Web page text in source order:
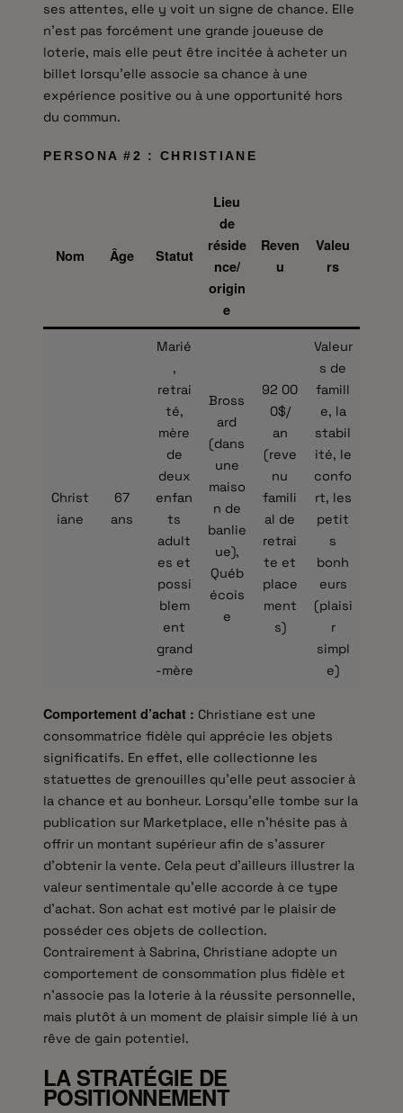
ses attentes, elle y voit un signe de chance. Elle
n’est pas forcément une grande joueuse de
loterie, mais elle peut être incitée à acheter un
billet lorsqu’elle associe sa chance à une
expérience positive ou à une opportunité hors
du commun.
PERSONA #2 : CHRISTIANE
Nom Âge Statut
Lieu
de
réside
nce/
origin
e
Reven
u
Valeu
rs
Christ
iane
67
ans
Marié
,
retrai
té,
mère
de
deux
enfan
ts
adult
es et
possi
blem
ent
grand
-mère
Bross
ard
(dans
une
maiso
n de
banlie
ue),
Québ
écois
e
92 00
0$/
an
(reve
nu
famili
al de
retrai
te et
place
ment
s)
Valeur
s de
famill
e, la
stabil
ité, le
confo
rt, les
petit
s
bonh
eurs
(plaisi
r
simpl
e)
Comportement d’achat : Christiane est une
consommatrice fidèle qui apprécie les objets
significatifs. En effet, elle collectionne les
statuettes de grenouilles qu’elle peut associer à
la chance et au bonheur. Lorsqu’elle tombe sur la
publication sur Marketplace, elle n’hésite pas à
offrir un montant supérieur afin de s’assurer
d’obtenir la vente. Cela peut d’ailleurs illustrer la
valeur sentimentale qu’elle accorde à ce type
d’achat. Son achat est motivé par le plaisir de
posséder ces objets de collection.
Contrairement à Sabrina, Christiane adopte un
comportement de consommation plus fidèle et
n’associe pas la loterie à la réussite personnelle,
mais plutôt à un moment de plaisir simple lié à un
rêve de gain potentiel.
LA STRATÉGIE DE
POSITIONNEMENT